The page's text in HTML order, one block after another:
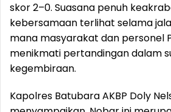
skor 2–0. Suasana penuh
kebersamaan terlihat selama
mana masyarakat dan personel
menikmati pertandingan dalam
kegembiraan.
Kapolres Batubara AKBP Doly